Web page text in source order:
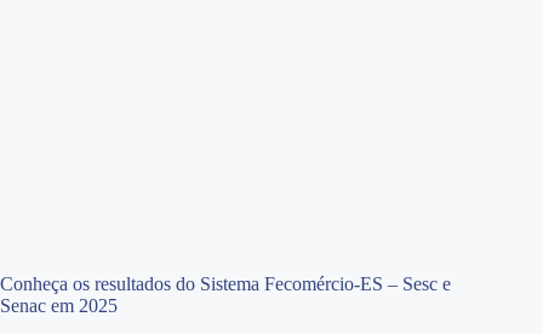
Conheça os resultados do Sistema Fecomércio-ES – Sesc e
Senac em 2025